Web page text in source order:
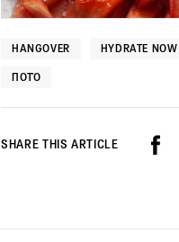
HANGOVER HYDRATE NOW
ΠΟΤΌ
SHARE THIS ARTICLE